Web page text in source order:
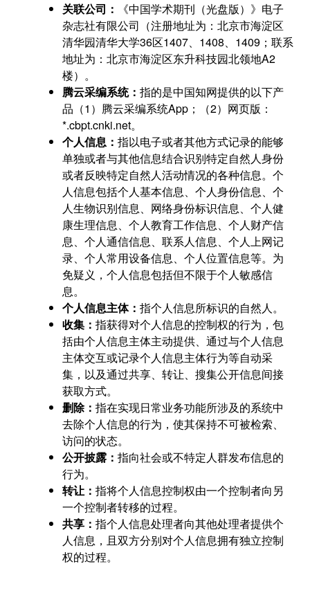
关联公司：
《中国学术期刊（光盘版）》电子
杂志社有限公司（注册地址为：北京市海淀区
清华园清华大学36区1407、1408、1409；联系
地址为：北京市海淀区东升科技园北领地A2
楼）。
腾云采编系统：指的是中国知网提供的以下产
品（1）腾云采编系统App；（2）网页版：
*.cbpt.cnki.net。
个人信息：指以电子或者其他方式记录的能够
单独或者与其他信息结合识别特定自然人身份
或者反映特定自然人活动情况的各种信息。个
人信息包括个人基本信息、个人身份信息、个
人生物识别信息、网络身份标识信息、个人健
康生理信息、个人教育工作信息、个人财产信
息、个人通信信息、联系人信息、个人上网记
录、个人常用设备信息、个人位置信息等。为
免疑义，个人信息包括但不限于个人敏感信
息。
个人信息主体：指个人信息所标识的自然人。
收集：指获得对个人信息的控制权的行为，包
括由个人信息主体主动提供、通过与个人信息
主体交互或记录个人信息主体行为等自动采
集，以及通过共享、转让、搜集公开信息间接
获取方式。
删除：指在实现日常业务功能所涉及的系统中
去除个人信息的行为，使其保持不可被检索、
访问的状态。
公开披露：指向社会或不特定人群发布信息的
行为。
转让：指将个人信息控制权由一个控制者向另
一个控制者转移的过程。
共享：指个人信息处理者向其他处理者提供个
人信息，且双方分别对个人信息拥有独立控制
权的过程。